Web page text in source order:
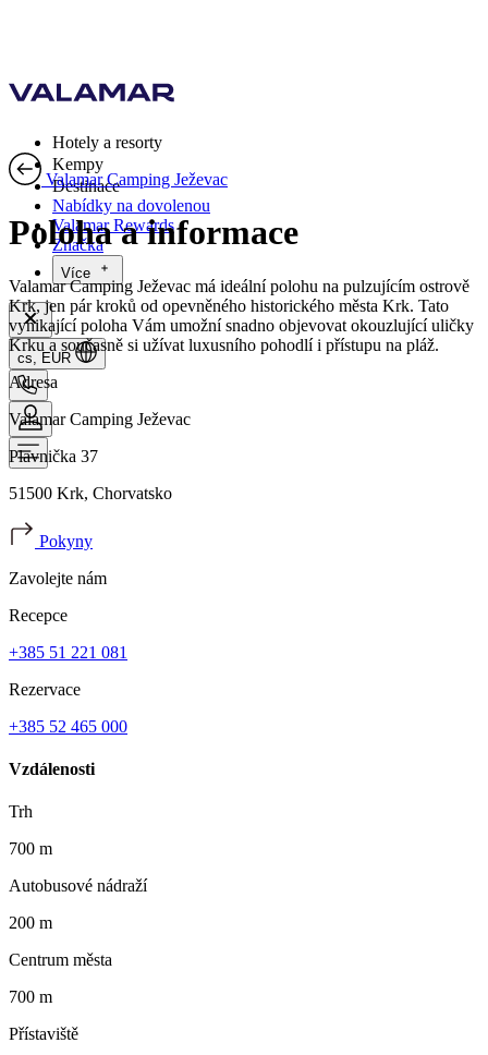
Hotely a resorty
Kempy
Destinace
Nabídky na dovolenou
Valamar Rewards
Značka
Více
cs, EUR
Valamar Camping Ježevac
Poloha a informace
Valamar Camping Ježevac má ideální polohu na pulzujícím ostrově
Krk, jen pár kroků od opevněného historického města Krk. Tato
vynikající poloha Vám umožní snadno objevovat okouzlující uličky
Krku a současně si užívat luxusního pohodlí i přístupu na pláž.
Adresa
Valamar Camping Ježevac
Plavnička 37
51500 Krk, Chorvatsko
Pokyny
Zavolejte nám
Recepce
+385 51 221 081
Rezervace
+385 52 465 000
Vzdálenosti
Trh
700 m
Autobusové nádraží
200 m
Centrum města
700 m
Přístaviště